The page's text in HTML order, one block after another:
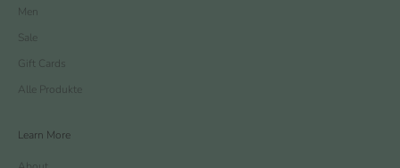
Men
Sale
Gift Cards
Alle Produkte
Learn More